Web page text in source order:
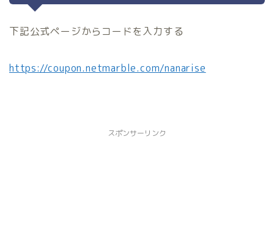
下記公式ページからコードを入力する
https://coupon.netmarble.com/nanarise
スポンサーリンク